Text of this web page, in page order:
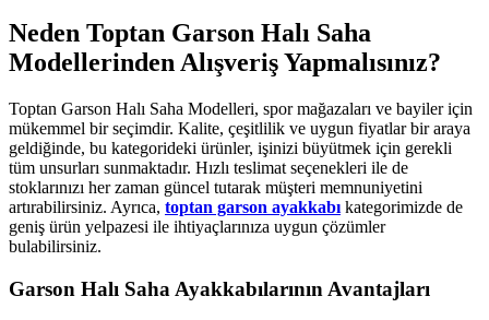
Neden Toptan Garson Halı Saha
Modellerinden Alışveriş Yapmalısınız?
Toptan Garson Halı Saha Modelleri, spor mağazaları ve bayiler için
mükemmel bir seçimdir. Kalite, çeşitlilik ve uygun fiyatlar bir araya
geldiğinde, bu kategorideki ürünler, işinizi büyütmek için gerekli
tüm unsurları sunmaktadır. Hızlı teslimat seçenekleri ile de
stoklarınızı her zaman güncel tutarak müşteri memnuniyetini
artırabilirsiniz. Ayrıca, toptan garson ayakkabı kategorimizde de
geniş ürün yelpazesi ile ihtiyaçlarınıza uygun çözümler
bulabilirsiniz.
Garson Halı Saha Ayakkabılarının Avantajları